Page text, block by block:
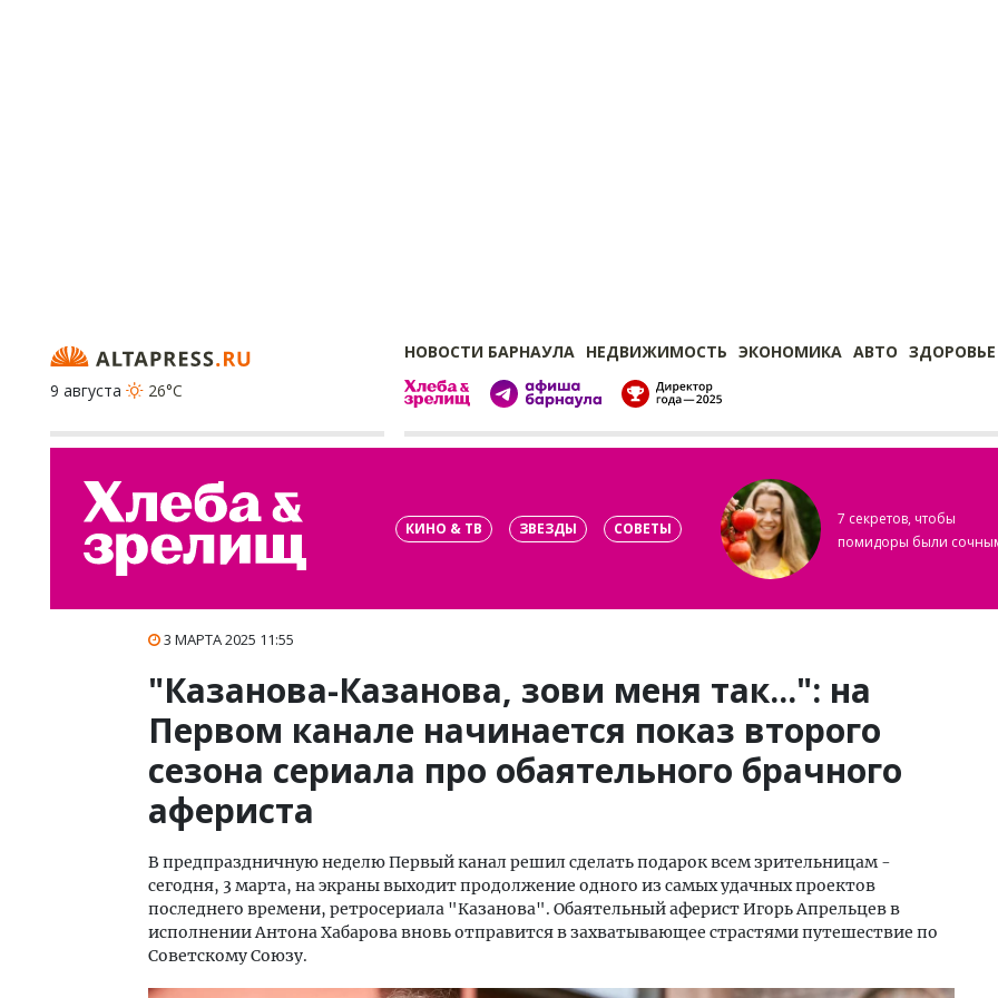
НОВОСТИ БАРНАУЛА НЕДВИЖИМОСТЬ ЭКОНОМИКА АВТО ЗДОРОВЬЕ
9 августа
26°C
КИНО & ТВ ЗВЕЗДЫ СОВЕТЫ
7 секретов, чтобы
помидоры были
3 МАРТА 2025 11:55
"Казанова-Казанова, зови меня так...": на
Первом канале начинается показ второго
сезона сериала про обаятельного брачного
афериста
В предпраздничную неделю Первый канал решил сделать подарок всем зрительницам -
сегодня, 3 марта, на экраны выходит продолжение одного из самых удачных проектов
последнего времени, ретросериала "Казанова". Обаятельный аферист Игорь Апрельцев в
исполнении Антона Хабарова вновь отправится в захватывающее страстями путешествие по
Советскому Союзу.